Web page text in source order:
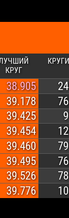
КРУГ
КРУГИ
38.905 24
39.178 76
39.425 9
39.454 12
39.460 79
39.495 76
39.526 78
39.776 10